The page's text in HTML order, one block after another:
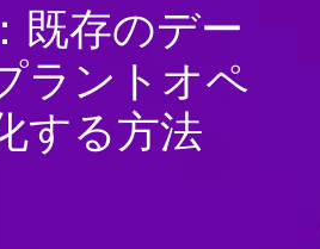
既存のデー
ラントオペ
する方法